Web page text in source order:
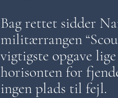
Bag rettet sidder
militærrangen
vigtigste opgave
horisonten for
ingen plads til fejl.